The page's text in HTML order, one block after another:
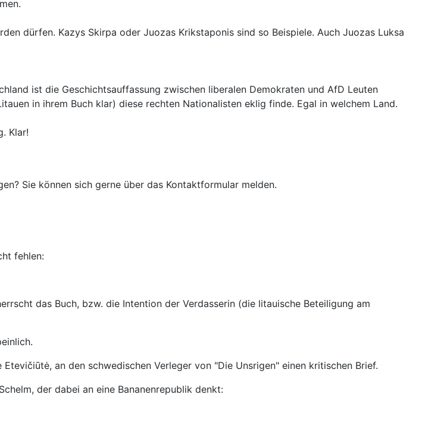
dürfen. Kazys Skirpa oder Juozas Krikstaponis sind so Beispiele. Auch Juozas Luksa
ist die Geschichtsauffassung zwischen liberalen Demokraten und AfD Leuten
in ihrem Buch klar) diese rechten Nationalisten eklig finde. Egal in welchem Land.
Klar!
Sie können sich gerne über das Kontaktformular melden.
fehlen:
das Buch, bzw. die Intention der Verdasserin (die litauische Beteiligung am
an den schwedischen Verleger von "Die Unsrigen" einen kritischen Brief.
der dabei an eine Bananenrepublik denkt: